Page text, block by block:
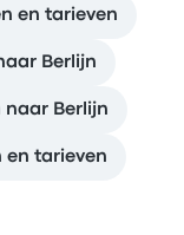
en tarieven
Berlijn
naar Berlijn
en tarieven